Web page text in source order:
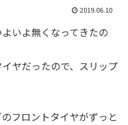
2019.06.10
いよ無くなってきたの
ヤだったので、スリップ
フロントタイヤがずっと